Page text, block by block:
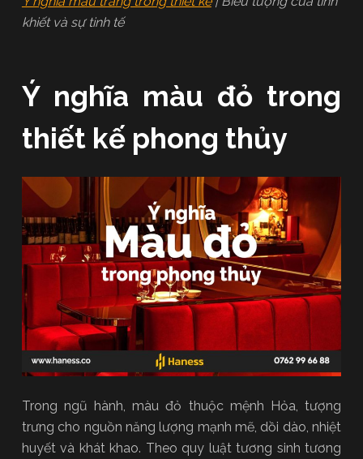
khiết và sự tinh tế
Ý nghĩa màu đỏ trong
thiết kế phong thủy
Trong ngũ hành, màu đỏ thuộc mệnh Hỏa, tượng
trưng cho nguồn năng lượng mạnh mẽ, dồi dào, nhiệt
huyết và khát khao. Theo quy luật tương sinh tương